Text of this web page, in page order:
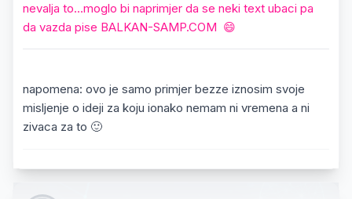
nevalja to...moglo bi naprimjer da se neki text ubaci pa
da vazda pise BALKAN-SAMP.COM 😄
napomena: ovo je samo primjer bezze iznosim svoje
misljenje o ideji za koju ionako nemam ni vremena a ni
zivaca za to 🙂